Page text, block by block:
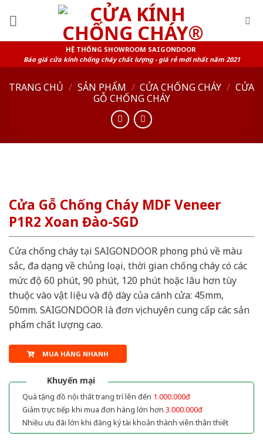
HỆ THỐNG SHOWROOM SAIGONDOOR
Báo giá cửa kính chống cháy chất lượng - giá rẻ mới nhất năm 2021
TRANG CHỦ / SẢN PHẨM / CỬA CHỐNG CHÁY / CỬA
GỖ CHỐNG CHÁY
Cửa Gỗ Chống Cháy MDF Veneer
P1R2 Xoan Đào-SGD
Cửa chống cháy tại SAIGONDOOR phong phú về màu
sắc, đa dạng về chủng loại, thời gian chống cháy có các
mức độ 60 phút, 90 phút, 120 phút hoặc lâu hơn tùy
thuộc vào vật liệu và độ dày của cánh cửa: 45mm,
50mm. SAIGONDOOR là đơn vị chuyên cung cấp các sản
phẩm chất lượng cao.
MUA HÀNG NHANH
Khuyến mại
Quà tặng đồ nội thất trang trí lên đến 1.000.000đ
Giảm trực tiếp khi mua đơn hàng lớn hơn 3.000.000đ
Nhiều ưu đãi lớn khi đăng ký tài khoản thành viên thân thiết